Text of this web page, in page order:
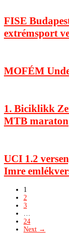
FISE
extrémsport
MOFÉM
1. Biciklikk
MTB maraton
UCI 1.2
Imre
1
2
3
…
24
Next →